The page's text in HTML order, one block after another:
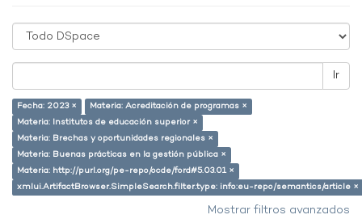
Ir
Fecha: 2023 ×
Materia: Acreditación de programas ×
Materia: Institutos de educación superior ×
Materia: Brechas y oportunidades regionales ×
Materia: Buenas prácticas en la gestión pública ×
Materia: http://purl.org/pe-repo/ocde/ford#5.03.01 ×
xmlui.ArtifactBrowser.SimpleSearch.filter.type: info:eu-repo/semantics/article ×
Mostrar filtros avanzados